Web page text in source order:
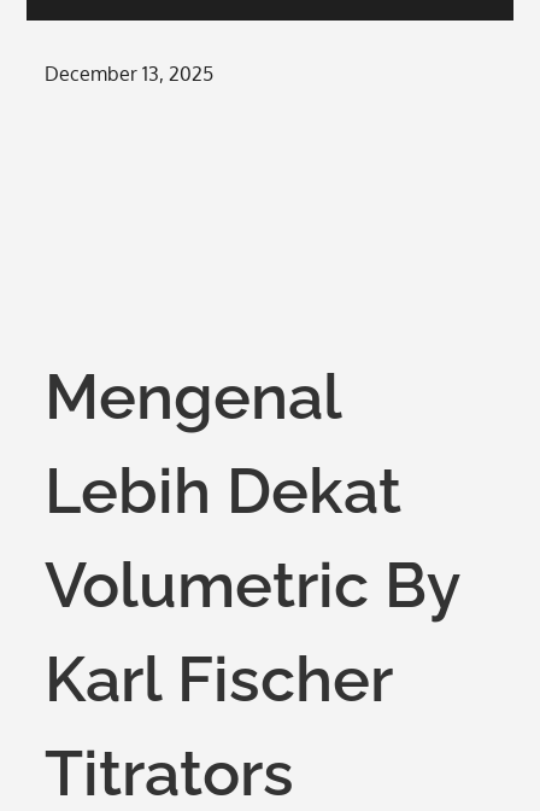
Posted
December 13, 2025
Mengenal
Lebih Dekat
Volumetric By
Karl Fischer
Titrators